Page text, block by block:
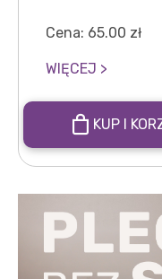
Cena: 65.00 zł
WIĘCEJ >
KUP I